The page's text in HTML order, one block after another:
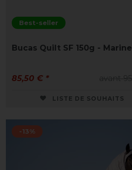
Best-seller
Bucas Quilt SF 150g - Marine
85,50 € *
LISTE DE SOUHAITS
-13%